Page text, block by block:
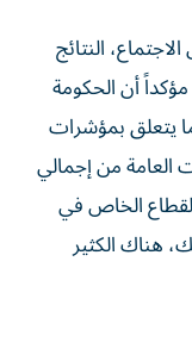
النتائج
أن الحكومة
يتعلق بمؤشرات
العامة من إجمالي
الخاص في
هناك الكثير